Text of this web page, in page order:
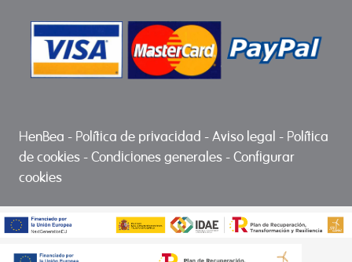
HenBea - Política de privacidad -Aviso legal - Política
de cookies -Condiciones generales -Configurar
cookies